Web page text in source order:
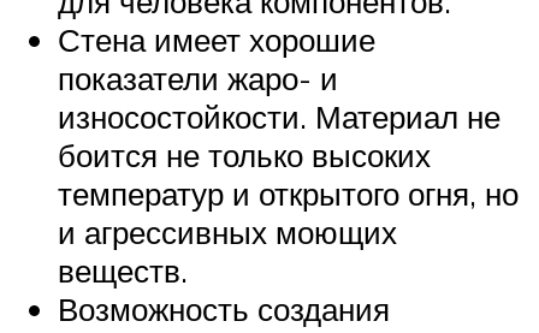
Стена имеет хорошие
показатели жаро- и
износостойкости. Материал не
боится не только высоких
температур и открытого огня, но
и агрессивных моющих
веществ.
Возможность создания